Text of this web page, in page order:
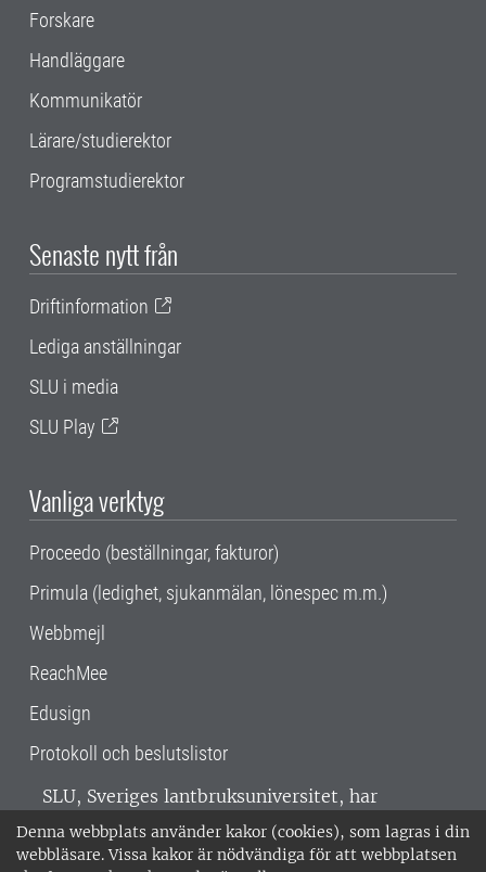
Denna webbplats använder kakor (cookies), som lagras i din
webbläsare. Vissa kakor är nödvändiga för att webbplatsen
Forskare
Handläggare
Kommunikatör
Lärare/studierektor
Programstudierektor
Senaste nytt från
Driftinformation
Lediga anställningar
SLU i media
SLU Play
Vanliga verktyg
Proceedo (beställningar, fakturor)
Primula (ledighet, sjukanmälan, lönespec m.m.)
Webbmejl
ReachMee
Edusign
Protokoll och beslutslistor
SLU, Sveriges lantbruksuniversitet, har
verksamhet över hela Sverige. Huvudorter är
Alnarp, Uppsala och Umeå.SLU är